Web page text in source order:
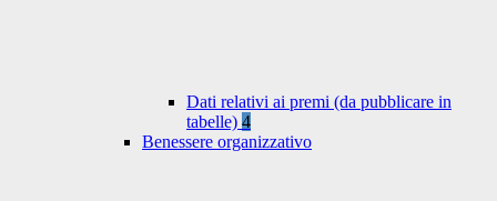
Dati relativi ai premi (da pubblicare in
tabelle) 4
Benessere organizzativo